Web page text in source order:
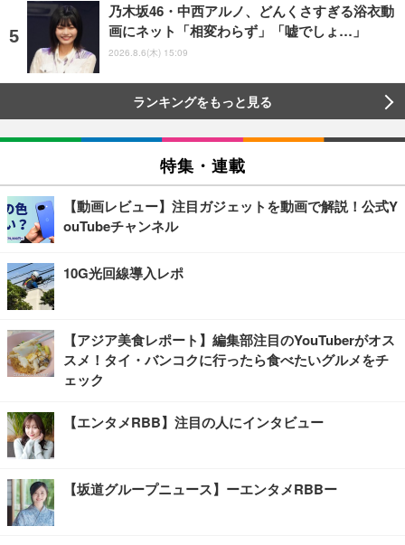
乃木坂46・中西アルノ、どんくさすぎる浴衣動
画にネット「相変わらず」「嘘でしょ…」
2026.8.6(木) 15:09
ランキングをもっと見る
特集・連載
【動画レビュー】注目ガジェットを動画で解説！公式Y
ouTubeチャンネル
10G光回線導入レポ
【アジア美食レポート】編集部注目のYouTuberがオス
スメ！タイ・バンコクに行ったら食べたいグルメをチ
ェック
【エンタメRBB】注目の人にインタビュー
【坂道グループニュース】ーエンタメRBBー